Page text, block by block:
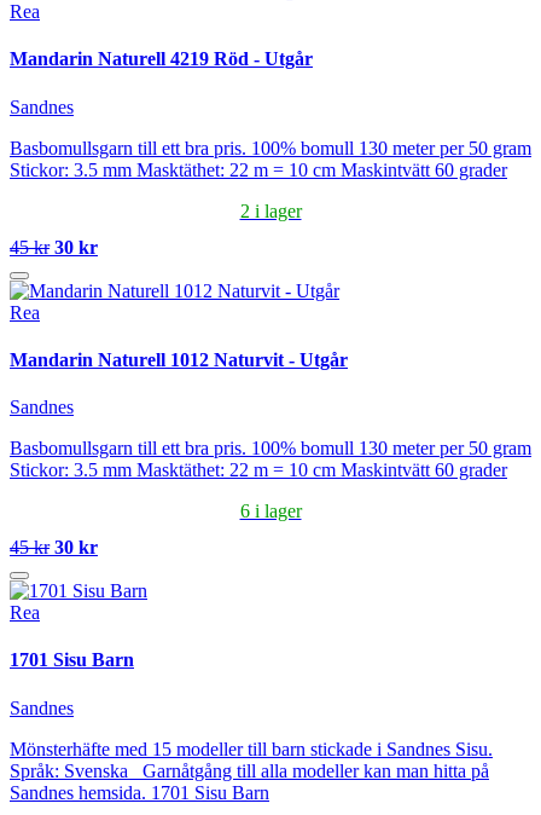
Rea
Mandarin Naturell 4219 Röd - Utgår
Sandnes
Basbomullsgarn till ett bra pris. 100% bomull 130 meter per 50 gram
Stickor: 3.5 mm Masktäthet: 22 m = 10 cm Maskintvätt 60 grader
2 i lager
45 kr 30 kr
Rea
Mandarin Naturell 1012 Naturvit - Utgår
Sandnes
Basbomullsgarn till ett bra pris. 100% bomull 130 meter per 50 gram
Stickor: 3.5 mm Masktäthet: 22 m = 10 cm Maskintvätt 60 grader
6 i lager
45 kr 30 kr
Rea
1701 Sisu Barn
Sandnes
Mönsterhäfte med 15 modeller till barn stickade i Sandnes Sisu.
Språk: Svenska Garnåtgång till alla modeller kan man hitta på
Sandnes hemsida. 1701 Sisu Barn